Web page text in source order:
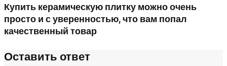
Купить керамическую плитку можно очень
просто и с уверенностью, что вам попал
качественный товар
Оставить ответ